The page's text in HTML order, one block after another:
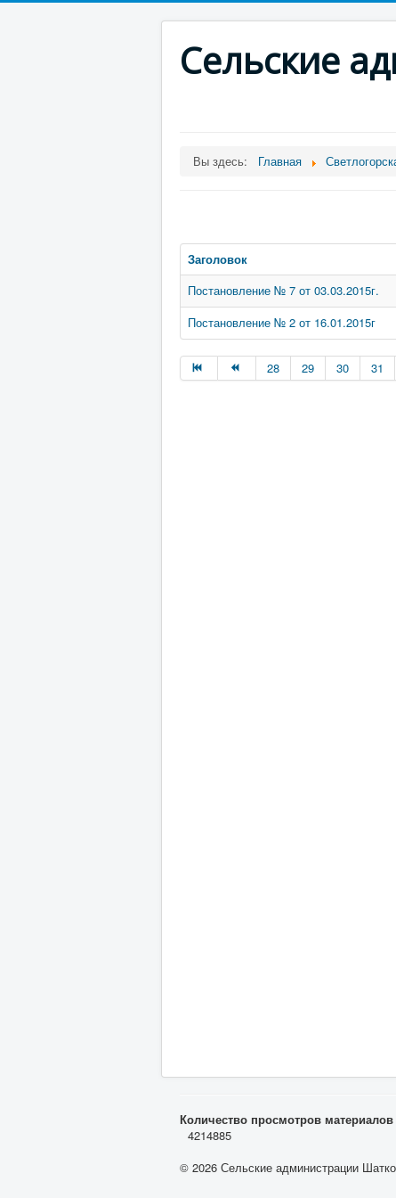
Сельские
Вы здесь: Главная
Заголовок
Постановление № 7 от 03.03.2015г.
Постановление № 2 от 16.01.2015г
28 29 30 31
Количество просмотров материалов
4214885
© 2026 Сельские администрации